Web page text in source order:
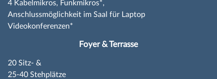
4 Kabelmikros, Funkmikros*,
Anschlussmöglichkeit im Saal für Laptop
Videokonferenzen*
Foyer & Terrasse
20 Sitz- &
25-40 Stehplätze